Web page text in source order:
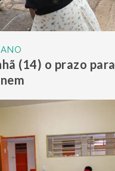
(14) o prazo para